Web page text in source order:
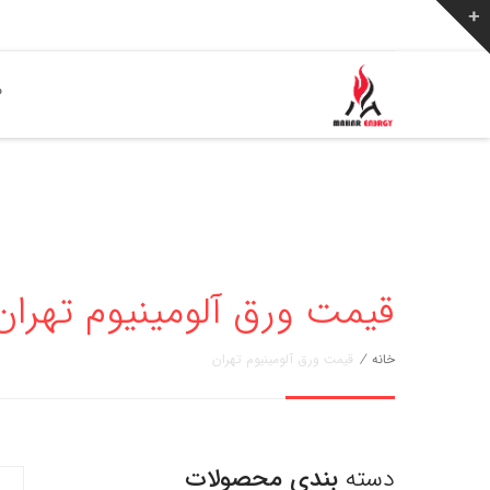
قیمت ورق آلومینیوم
خانه / قیمت ورق آلومینیوم تهران
دسته بندی محصولات